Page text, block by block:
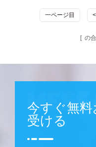
一ページ目
の
今すぐ無
受ける